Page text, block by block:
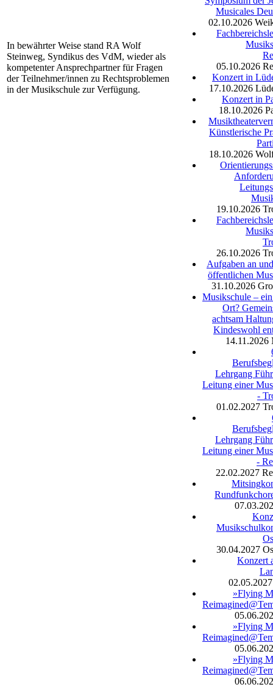
In bewährter Weise stand RA Wolf
Steinweg, Syndikus des VdM, wieder als
kompetenter Ansprechpartner für Fragen
der Teilnehmer/innen zu Rechtsproblemen
in der Musikschule zur Verfügung.
Musicales
02.10.2026
05.10.2026
Konzert in
17.10.2026
Konzert in
18.10.2026
Künstlerische
18.10.2026
19.10.2026
26.10.2026
Aufgaben an
öffentlichen
31.10.2026
Musikschule –
Ort?
achtsam
Kindeswohl
14.11.2026
Lehrgang
Leitung einer
-
01.02.2027
Lehrgang
Leitung einer
-
22.02.2027
30.04.2027
Konzert
02.05.2027
»Flying
»Flying
»Flying